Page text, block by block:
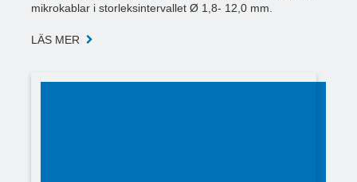
mikrokablar i storleksintervallet Ø 1,8- 12,0 mm.
LÄS MER